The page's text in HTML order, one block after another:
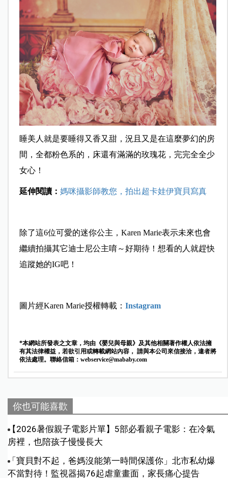
睡美人就是要睡得又香又甜，況且又是在這麼夢幻的房
間，全都粉色系的，床還有滿滿的玫瑰花，完完全全少
女心！
延伸閱讀： 媽咪攝影師教您，拍出超卡娃伊寶貝寫真
除了這6位可愛的迷你公主，Karen Marie表示未來也會
繼續拍攝其它迪士尼公主唷～好期待！想看的人就趕快
追蹤她的IG吧！
圖片經Karen Marie授權轉載： Instagram
*本網站所發表之文章，均由《嬰兒與母親》及其他相關著作權人依法擁
有其法律權益，若欲引用或轉載網站內容， 請與本公司來信接洽，違者將
依法處理。聯絡信箱： webservice@mababy.com
你也可能喜歡
【2026暑假親子電影片單】5部必看親子電影：在冷氣
房裡，也陪孩子慢慢長大
「寶貝對不起，爸媽沒能第一時間保護你」北市私幼爆
不當對待！監視器揭76起虐童畫面，家長痛心提告